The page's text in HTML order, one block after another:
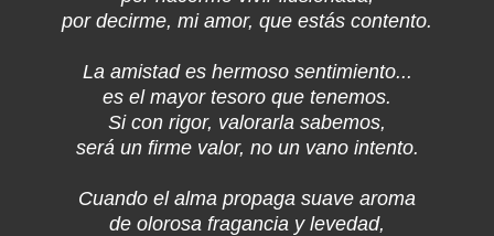
por decirme, mi amor, que estás contento.
La amistad es hermoso sentimiento...
es el mayor tesoro que tenemos.
Si con rigor, valorarla sabemos,
será un firme valor, no un vano intento.
Cuando el alma propaga suave aroma
de olorosa fragancia y levedad,